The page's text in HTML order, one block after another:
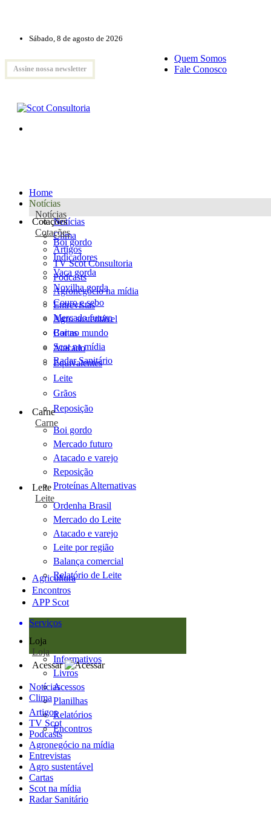
Sábado, 8 de agosto de 2026
Assine nossa newsletter
Quem Somos
Fale Conosco
Home
Notícias
Notícias
Notícias
Clima
Artigos
TV Scot Consultoria
Podcasts
Agronegócio na mídia
Entrevistas
Agro sustentável
Cartas
Scot na mídia
Radar Sanitário
Cotações
Cotações
Boi gordo
Indicadores
Vaca gorda
Novilha gorda
Couro e sebo
Mercado futuro
Boi no mundo
Atacado
Equivalentes
Leite
Grãos
Reposição
Carne
Carne
Boi gordo
Mercado futuro
Atacado e varejo
Reposição
Proteínas Alternativas
Leite
Leite
Ordenha Brasil
Mercado do Leite
Atacado e varejo
Leite por região
Balança comercial
Relatório de Leite
Agricultura
Encontros
APP Scot
Serviços
Loja
Loja
Informativos
Livros
Acessos
Planilhas
Relatórios
Encontros
Acessar
Notícias
Clima
Artigos
TV Scot
Podcasts
Agronegócio na mídia
Entrevistas
Agro sustentável
Cartas
Scot na mídia
Radar Sanitário